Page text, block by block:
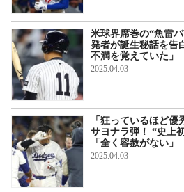
米球界席巻の“魚雷
発者が誕生秘話を告
不満を覚えていた」
2025.04.03
「狂っているほど
サヨナラ弾！ “史上
「全く容赦がない」
2025.04.03